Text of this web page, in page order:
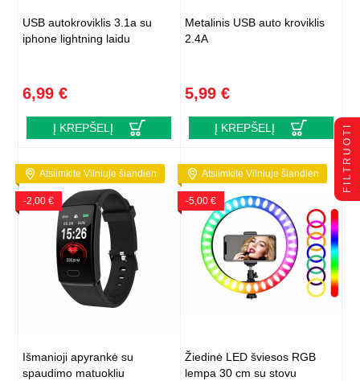
USB autokroviklis 3.1a su
iphone lightning laidu
6,99 €
Į KREPŠELĮ
Metalinis USB auto kroviklis
2.4A
5,99 €
Į KREPŠELĮ
Atsiimkite Vilniuje šiandien
-2,00 €
Išmanioji apyrankė su
spaudimo matuokliu
Atsiimkite Vilniuje šiandien
-5,00 €
Žiedinė LED šviesos RGB
lempa 30 cm su stovu
FILTRUOTI